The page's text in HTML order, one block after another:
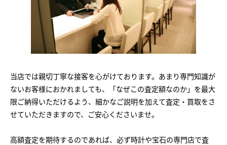
当店では親切丁寧な接客を心がけております。あまり専門知識が
ないお客様におかれましても、「なぜこの査定額なのか」を最大
限ご納得いただけるよう、細かなご説明を加えて査定・買取をさ
せていただきますので、ご安心くださいませ。
高額査定を期待するのであれば、必ず時計や宝石の専門店で査